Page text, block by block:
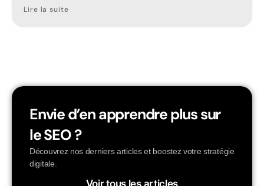
Lire la suite
Envie d’en apprendre plus sur
le SEO ?
Voir tous les articles
Découvrez nos derniers articles et boostez votre stratégie
digitale.